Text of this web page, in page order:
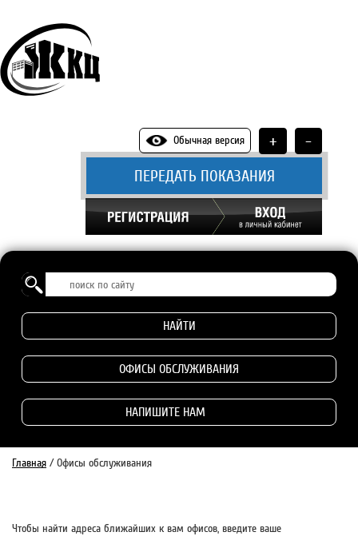
-
+
Обычная версия
ПЕРЕДАТЬ ПОКАЗАНИЯ
НАЙТИ
ОФИСЫ ОБСЛУЖИВАНИЯ
НАПИШИТЕ НАМ
Главная / Офисы обслуживания
Чтобы найти адреса ближайших к вам офисов, введите ваше